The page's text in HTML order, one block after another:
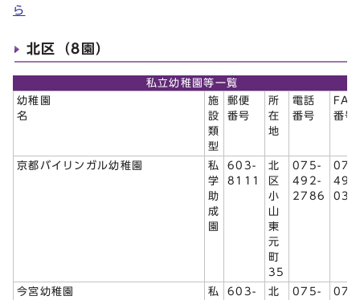
ら
北区（8園）
私立幼稚園等一覧
幼稚園
名
施
設
類
型
郵便
番号
所
在
地
電話
番号
FAX
番号
京都バイリンガル幼稚園
私
学
助
成
園
603-
8111
北
区
小
山
東
元
町
35
075-
492-
2786
今宮幼稚園
私
603-
北
075-